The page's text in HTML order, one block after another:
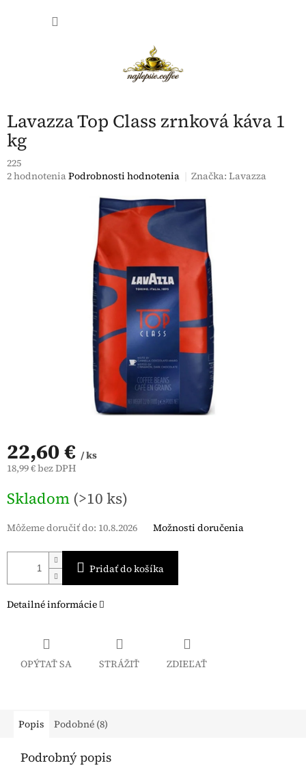
Lavazza Top Class zrnková káva 1
kg
225
Priemerné
2 hodnoteniaPodrobnosti hodnotenia Značka:Lavazza
22,60 € / ks
18,99 € bez DPH
cena:
Skladom (>10 ks)
Môžeme doručiť do: 10.8.2026 Možnosti doručenia
Pridať do košíka
Detailné informácie
OPÝTAŤ SA STRÁŽIŤ ZDIEĽAŤ
Popis Podobné (8)
Podrobný popis